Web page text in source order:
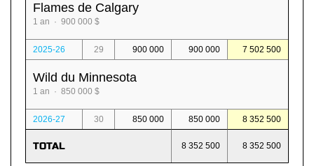
Flames de Calgary
1 an · 900 000 $
2025-26 29 900 000 900 000 7 502 500
Wild du Minnesota
1 an · 850 000 $
2026-27 30 850 000 850 000 8 352 500
TOTAL 8 352 500 8 352 500